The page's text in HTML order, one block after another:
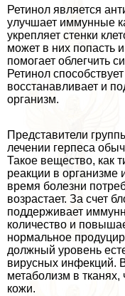
Ретинол является
улучшает иммунные
укрепляет стенки
может в них попасть
помогает облегчить
Ретинол
восстанавливает и
организм.
Представители
лечении гepпeса
Такое вещество, как
реакции в
время болезни
возрастает. За счет
поддерживает
количество и
нормальное
должный уровень
вирусных инфекций.
метаболизм в
кожи.